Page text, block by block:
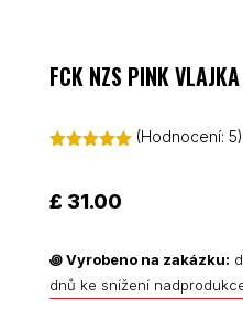
FCK NZS PINK VLAJKA
základě
hodnocení
(Hodnocení:5)
£ 31.00
꩜Vyrobeno na zakázku:
dnů ke snížení